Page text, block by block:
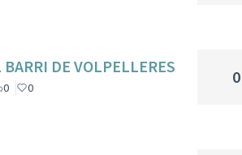
DE VOLPELLERES
0 0
0